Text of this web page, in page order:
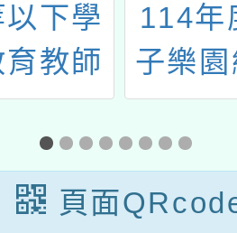
下學
教師
培力
計畫
114年
子樂
競賽
選
頁面